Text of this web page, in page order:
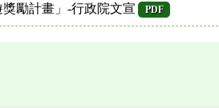
獎勵計畫」-行政院文宣 PDF